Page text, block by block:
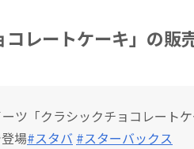
レートケーキ」の販
ツ「クラシックチョコレート
場#スタバ #スターバックス